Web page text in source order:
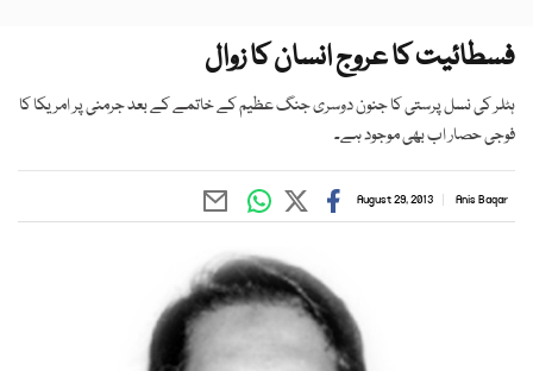
فسطائیت کا عروج انسان کا زوال
ہٹلر کی نسل پرستی کا جنون دوسری جنگ عظیم کے خاتمے کے بعد جرمنی پر امریکا کا
فوجی حصار اب بھی موجود ہے۔
Anis Baqar
August 29, 2013